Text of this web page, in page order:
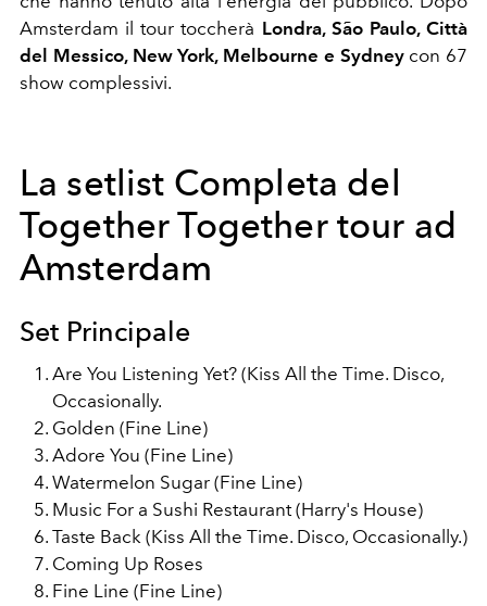
Amsterdam il tour toccherà Londra, São Paulo, Città
del Messico, New York, Melbourne e Sydneycon 67
show complessivi.
La setlist Completa del
Together Together tour ad
Amsterdam
Set Principale
Are You Listening Yet? (Kiss All the Time. Disco,
Occasionally.
Golden (Fine Line)
Adore You (Fine Line)
Watermelon Sugar (Fine Line)
Music For a Sushi Restaurant (Harry's House)
Taste Back (Kiss All the Time. Disco, Occasionally.)
Coming Up Roses
Fine Line (Fine Line)